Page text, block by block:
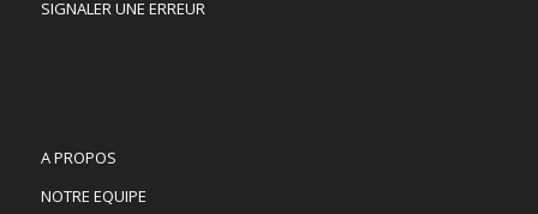
SIGNALER UNE ERREUR
A PROPOS
NOTRE EQUIPE